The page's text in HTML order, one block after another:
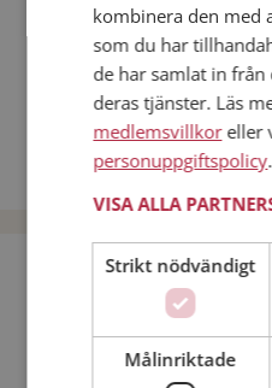
Fler singlar
Fler singelkvinnor från Arboga
Män från Arboga
Dejta kvinnor i Sverige
Dejta män i Sverige
Bli medlem
Jag är en: Man
kombinera den med
som du har
de har samlat in
deras tjänster. Läs
medlemsvillkoreller
personuppgiftspolicy.
VISA ALLA
Strikt nödvändigt
Målinriktade